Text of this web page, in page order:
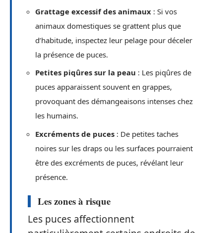
Grattage excessif des animaux : Si vos
animaux domestiques se grattent plus que
d’habitude, inspectez leur pelage pour déceler
la présence de puces.
Petites piqûres sur la peau : Les piqûres de
puces apparaissent souvent en grappes,
provoquant des démangeaisons intenses chez
les humains.
Excréments de puces : De petites taches
noires sur les draps ou les surfaces pourraient
être des excréments de puces, révélant leur
présence.
Les zones à risque
Les puces affectionnent